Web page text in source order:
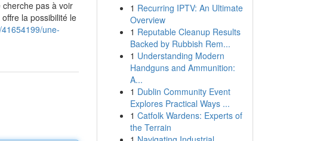
pas à voir
la possibilité le
une-
1 Recurring IPTV: An Ultimate
Overview
1 Reputable Cleanup Results
Backed by Rubbish Rem...
1 Understanding Modern
Handguns and Ammunition:
A...
1 Dublin Community Event
Explores Practical Ways ...
1 Catfolk Wardens: Experts of
the Terrain